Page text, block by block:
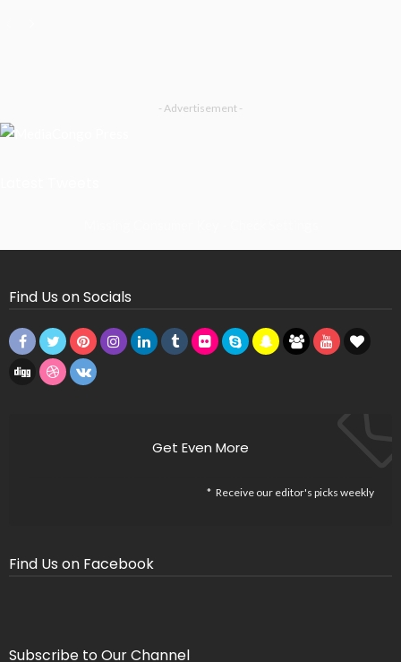
- Advertisement -
Find Us on Socials
Get Even More
Receive our editor's picks weekly
Find Us on Facebook
Subscribe to Our Channel